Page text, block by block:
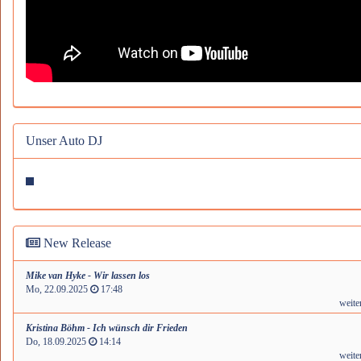
Unser Auto DJ
New Release
Mike van Hyke - Wir lassen los
Mo, 22.09.2025
17:48
Kristina Böhm - Ich wünsch dir Frieden
Do, 18.09.2025
14:14